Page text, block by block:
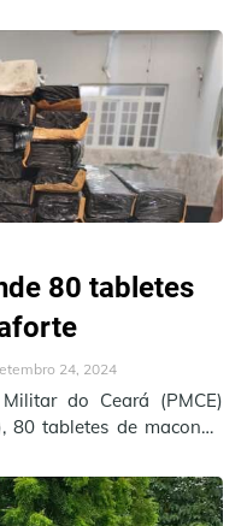
80 tabletes
24, 2024
do Ceará (PMCE)
80 tabletes de maconha